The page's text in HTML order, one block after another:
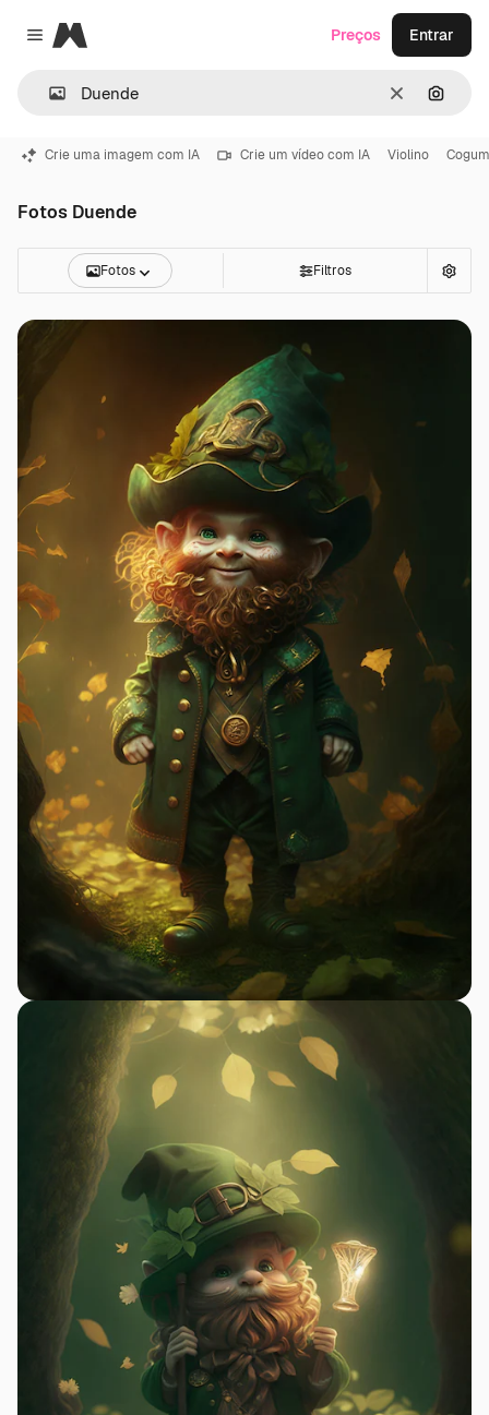
Close menu
Magnific
Limpar
Preços Entrar
Crie uma imagem com IA Crie um vídeo com IA Violino
Fotos Duende
Fotos Filtros